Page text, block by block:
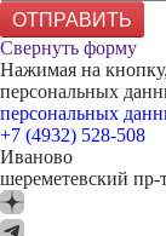
ОТПРАВИТЬ
Свернуть форму
Нажимая на
персональных
персональных
+7 (4932) 528-508
Иваново
шереметевский пр-